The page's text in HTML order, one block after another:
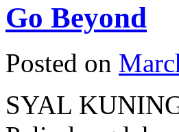
Go Beyond
Posted on
SYAL